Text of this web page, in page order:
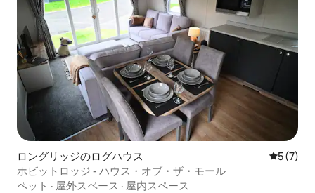
ロングリッジのログハウス レビュー
5 (7)
ホビットロッジ - ハウス・オブ・ザ・モール
ペット · 屋外スペース · 屋内スペース